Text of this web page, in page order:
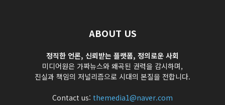
ABOUT US
정직한 언론, 신뢰받는 플랫폼, 정의로운 사회
미디어원은 가짜뉴스와 왜곡된 권력을 감시하며,
진실과 책임의 저널리즘으로 시대의 본질을 전합니다.
Contact us: themedia1@naver.com